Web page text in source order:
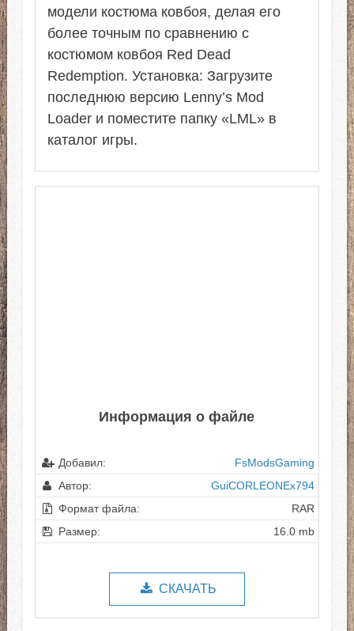
модели костюма ковбоя, делая его
более точным по сравнению с
костюмом ковбоя Red Dead
Redemption. Установка: Загрузите
последнюю версию Lenny’s Mod
Loader и поместите папку «LML» в
каталог игры.
Информация о файле
Добавил:
FsModsGaming
Автор:
GuiCORLEONEx794
Формат файла:
RAR
Размер:
16.0 mb
СКАЧАТЬ